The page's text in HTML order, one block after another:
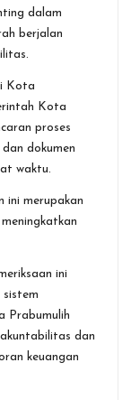
dalam
berjalan
Kota
Kota
proses
dokumen
waktu.
ini merupakan
ini
sistem
Prabumulih
dan
keuangan